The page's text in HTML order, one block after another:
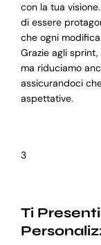
con la tua
di essere
che ogni
Grazie agli
ma riduciamo
assicurandoci
aspettative.
3
Ti